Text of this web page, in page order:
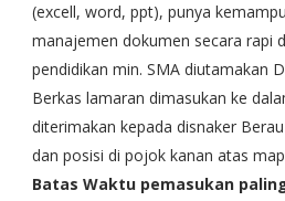
(excell, word, ppt), punya
manajemen dokumen secara rapi
pendidikan min. SMA diutamakan
Berkas lamaran dimasukan ke
diterimakan kepada disnaker
dan posisi di pojok kanan atas
Batas Waktu pemasukan